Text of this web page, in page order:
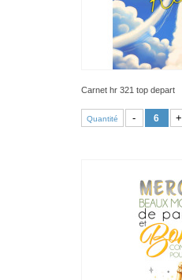
Carnet hr 321 top depart
Quantité - +